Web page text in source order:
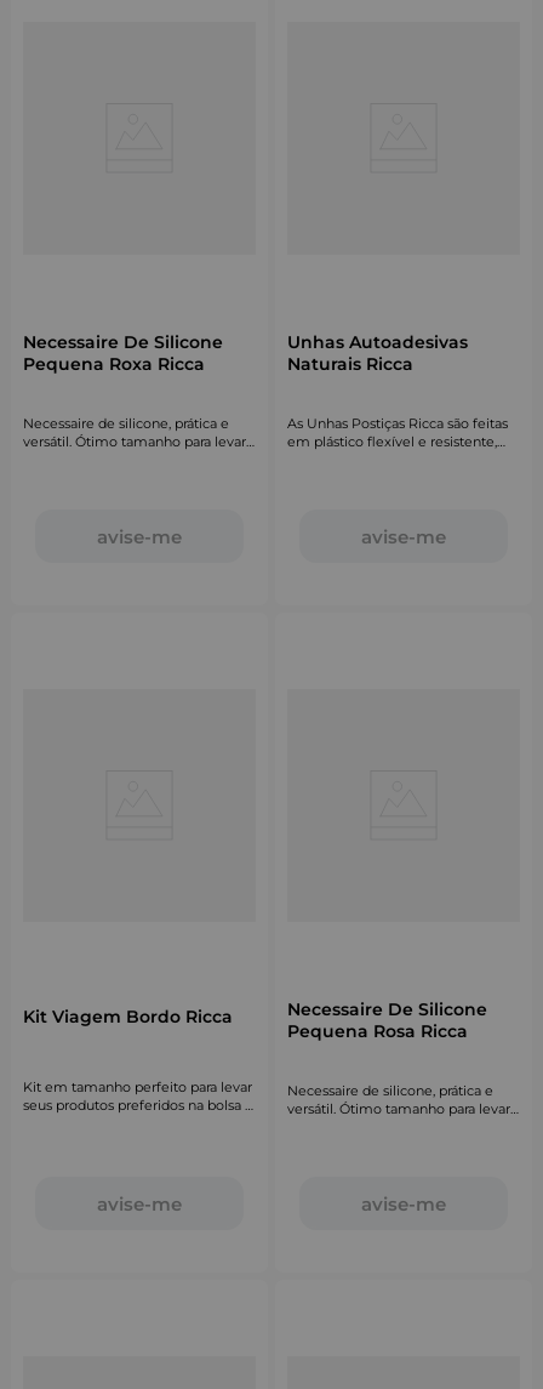
Necessaire De Silicone
Pequena Roxa Ricca
Necessaire de silicone, prática e
versátil. Ótimo tamanho para levar
avise-me
Unhas Autoadesivas
Naturais Ricca
As Unhas Postiças Ricca são feitas
em plástico flexível e resistente,
avise-me
Kit Viagem Bordo Ricca
Kit em tamanho perfeito para levar
seus produtos preferidos na bolsa e
avise-me
Necessaire De Silicone
Pequena Rosa Ricca
Necessaire de silicone, prática e
versátil. Ótimo tamanho para levar
avise-me